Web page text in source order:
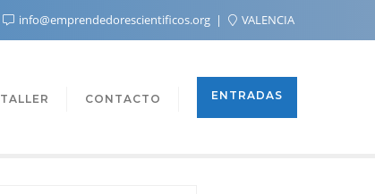
info@emprendedorescientificos.org VALENCIA
TALLER CONTACTO ENTRADAS